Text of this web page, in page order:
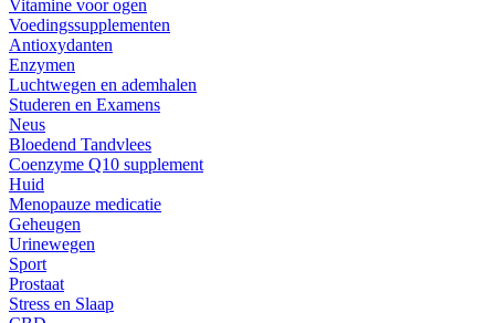
Vitamine voor ogen
Voedingssupplementen
Antioxydanten
Enzymen
Luchtwegen en ademhalen
Studeren en Examens
Neus
Bloedend Tandvlees
Coenzyme Q10 supplement
Huid
Menopauze medicatie
Geheugen
Urinewegen
Sport
Prostaat
Stress en Slaap